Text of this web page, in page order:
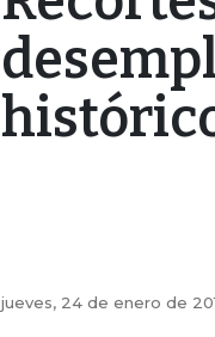
jueves, 24 de enero de